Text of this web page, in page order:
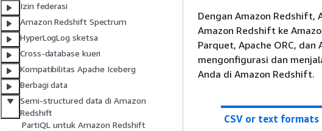
Izin federasi
Amazon Redshift Spectrum
HyperLogLog sketsa
Cross-database kueri
Kompatibilitas Apache Iceberg
Berbagi data
Semi-structured data di Amazon
Redshift
PartiQL untuk Amazon Redshift
Dengan Amazon
Amazon Redshift ke
Parquet, Apache ORC,
mengonfigurasi dan
Anda di Amazon Redshift.
CSV or text formats